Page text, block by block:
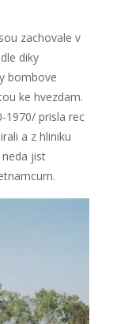
zachovale v
diky
bombove
ke hvezdam.
1970/ prisla rec
a z hliniku
neda jist